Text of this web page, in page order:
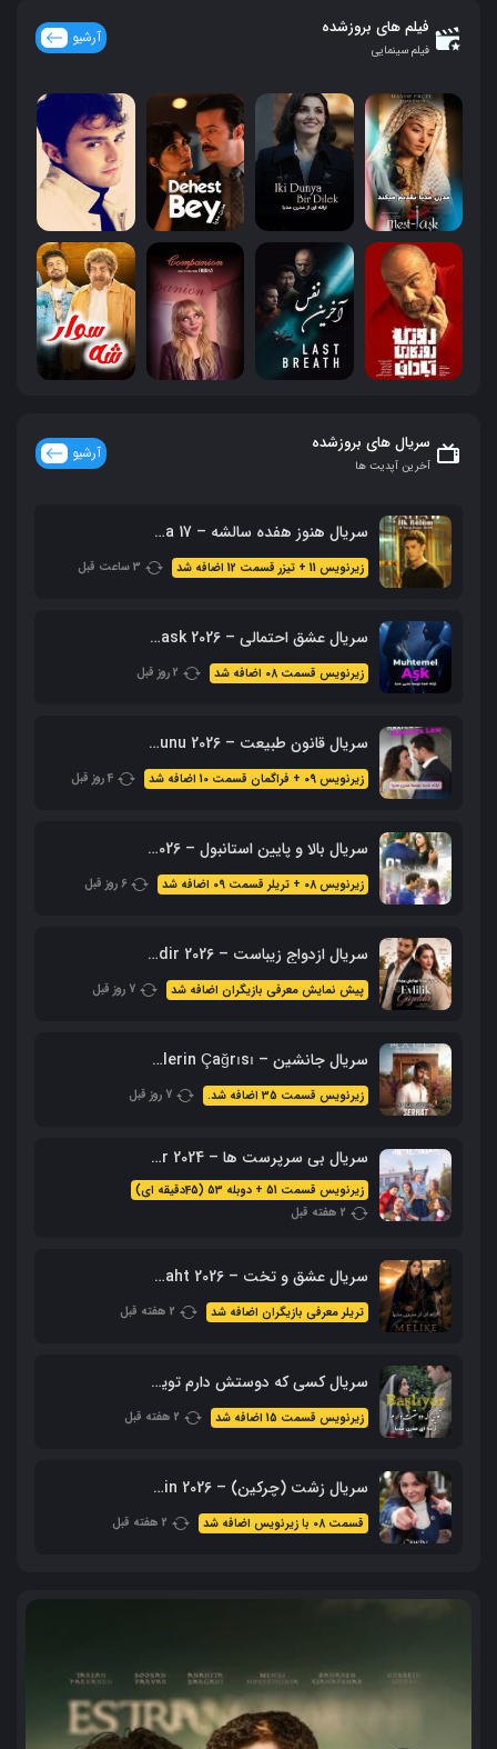
فیلم های بروزشده
فیلم سینمایی
آرشیو
سریال های بروزشده
آخرین آپدیت ها
آرشیو
سریال هنوز هفده سالشه – Daha 17 محصول 2026 + زیرنویس فارسی
زیرنویس 11 + تیزر قسمت 12 اضافه شد 3 ساعت قبل
سریال عشق احتمالی – Muhtemel ask 2026 محصول ShowTV
زیرنویس قسمت 08 اضافه شد 2 روز قبل
سریال قانون طبیعت – 2026 Doganin Kanunu – نسخه کامل
زیرنویس 09 + فراگمان قسمت 10 اضافه شد 4 روز قبل
سریال بالا و پایین استانبول – 2026 Alti Ustu Istanbul (نسخه کامل)
زیرنویس 08 + تریلر قسمت 09 اضافه شد 6 روز قبل
سریال ازدواج زیباست – Evlilik Guzeldir 2026 (نسخه کامل + زیرنویس)
پیش نمایش معرفی بازیگران اضافه شد 7 روز قبل
سریال جانشین – Halef: Köklerin Çağrısı با زیرنویس فارسی
زیرنویس قسمت 35 اضافه شد. 7 روز قبل
سریال بی سرپرست ها – Sahipsizler 2024 با زیرنویس + دوبله فارسی
زیرنویس قسمت 51 + دوبله 53 (45دقیقه ای)
2 هفته قبل
سریال عشق و تخت – Ask Ve Taht 2026 – محصول aTV
تریلر معرفی بازیگران اضافه شد 2 هفته قبل
سریال کسی که دوستش دارم تویی – Sevdiğim Sensin با زیرنویس فارسی
زیرنویس قسمت 15 اضافه شد 2 هفته قبل
سریال زشت (چرکین) – Cirkin 2026 با زیرنویس فارسی
قسمت 08 با زیرنویس اضافه شد 2 هفته قبل